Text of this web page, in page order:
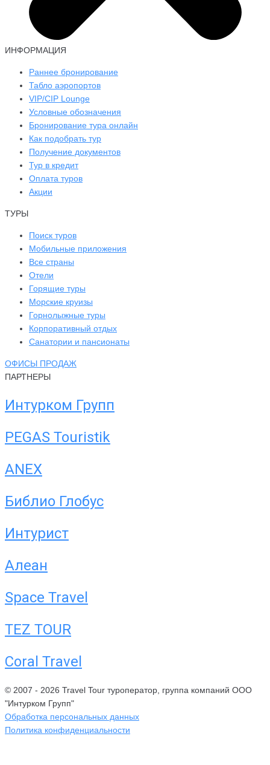
ИНФОРМАЦИЯ
Раннее бронирование
Табло аэропортов
VIP/CIP Lounge
Условные обозначения
Бронирование тура онлайн
Как подобрать тур
Получение документов
Тур в кредит
Оплата туров
Акции
ТУРЫ
Поиск туров
Мобильные приложения
Все страны
Отели
Горящие туры
Морские круизы
Горнолыжные туры
Корпоративный отдых
Санатории и пансионаты
ОФИСЫ ПРОДАЖ
ПАРТНЕРЫ
Интурком Групп
PEGAS Touristik
ANEX
Библио Глобус
Интурист
Алеан
Space Travel
TEZ TOUR
Coral Travel
© 2007 - 2026 Travel Tour туроператор, группа компаний ООО
"Интурком Групп"
Обработка персональных данных
Политика конфиденциальности